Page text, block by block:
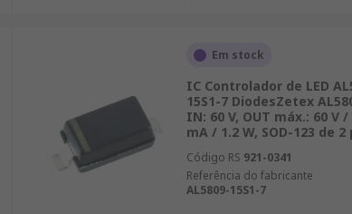
Em stock
IC Controlador de LED
15S1-7 DiodesZetex
IN: 60 V, OUT máx.: 60 V /
mA / 1.2 W, SOD-123 de 2
Código RS 921-0341
Referência do fabricante
AL5809-15S1-7